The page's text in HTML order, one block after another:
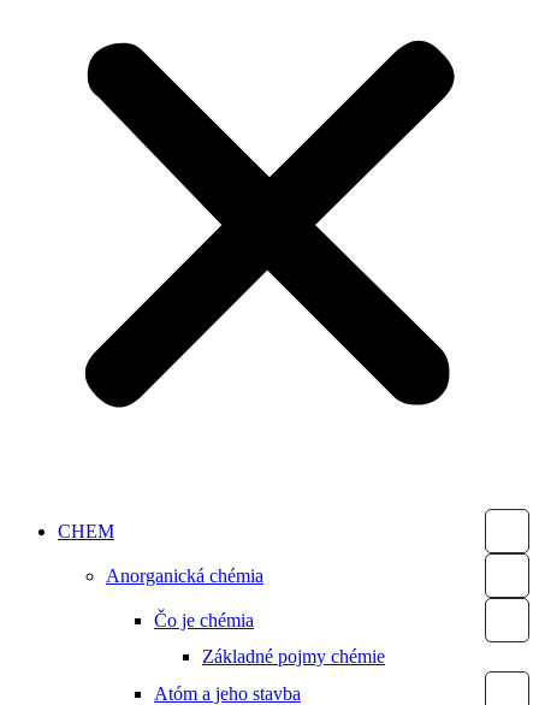
CHEM
Anorganická chémia
Čo je chémia
Základné pojmy chémie
Atóm a jeho stavba